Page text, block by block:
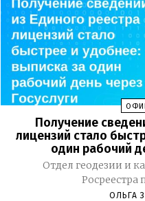
Получение
лицензий стало
один рабочий
Отдел геодезии и
ОЛЬГА